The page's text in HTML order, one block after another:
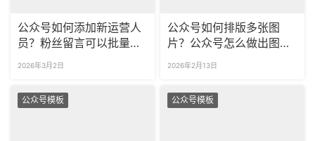
公众号如何添加新运营人
员？粉丝留言可以批量导
2026年3月2日
公众号如何排版多张图
片？公众号怎么做出图片
2026年2月13日
公众号模板 公众号模板